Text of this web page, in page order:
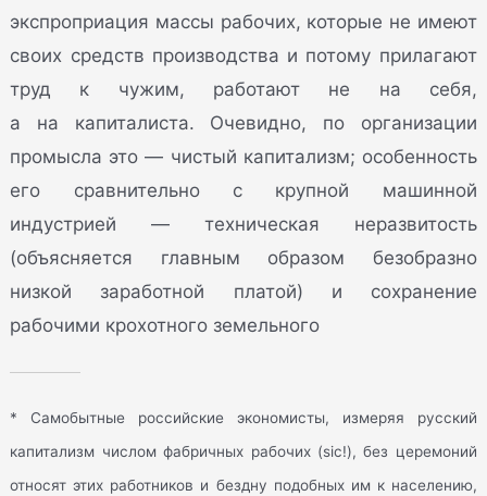
экспроприация массы рабочих, которые не имеют
своих средств производства и потому прилагают
труд к чужим, работают не на себя,
а на капиталиста. Очевидно, по организации
промысла это — чистый капитализм; особенность
его сравнительно с крупной машинной
индустрией — техническая неразвитость
(объясняется главным образом безобразно
низкой заработной платой) и сохранение
рабочими крохотного земельного
* Самобытные российские экономисты, измеряя русский
капитализм числом фабричных рабочих (sic!), без церемоний
относят этих работников и бездну подобных им к населению,